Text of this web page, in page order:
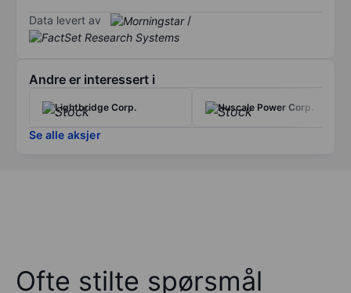
Data levert av /
Andre er interessert i
Lightbridge Corp. Nuscale Power Corp.
Se alle aksjer
Ofte stilte spørsmål